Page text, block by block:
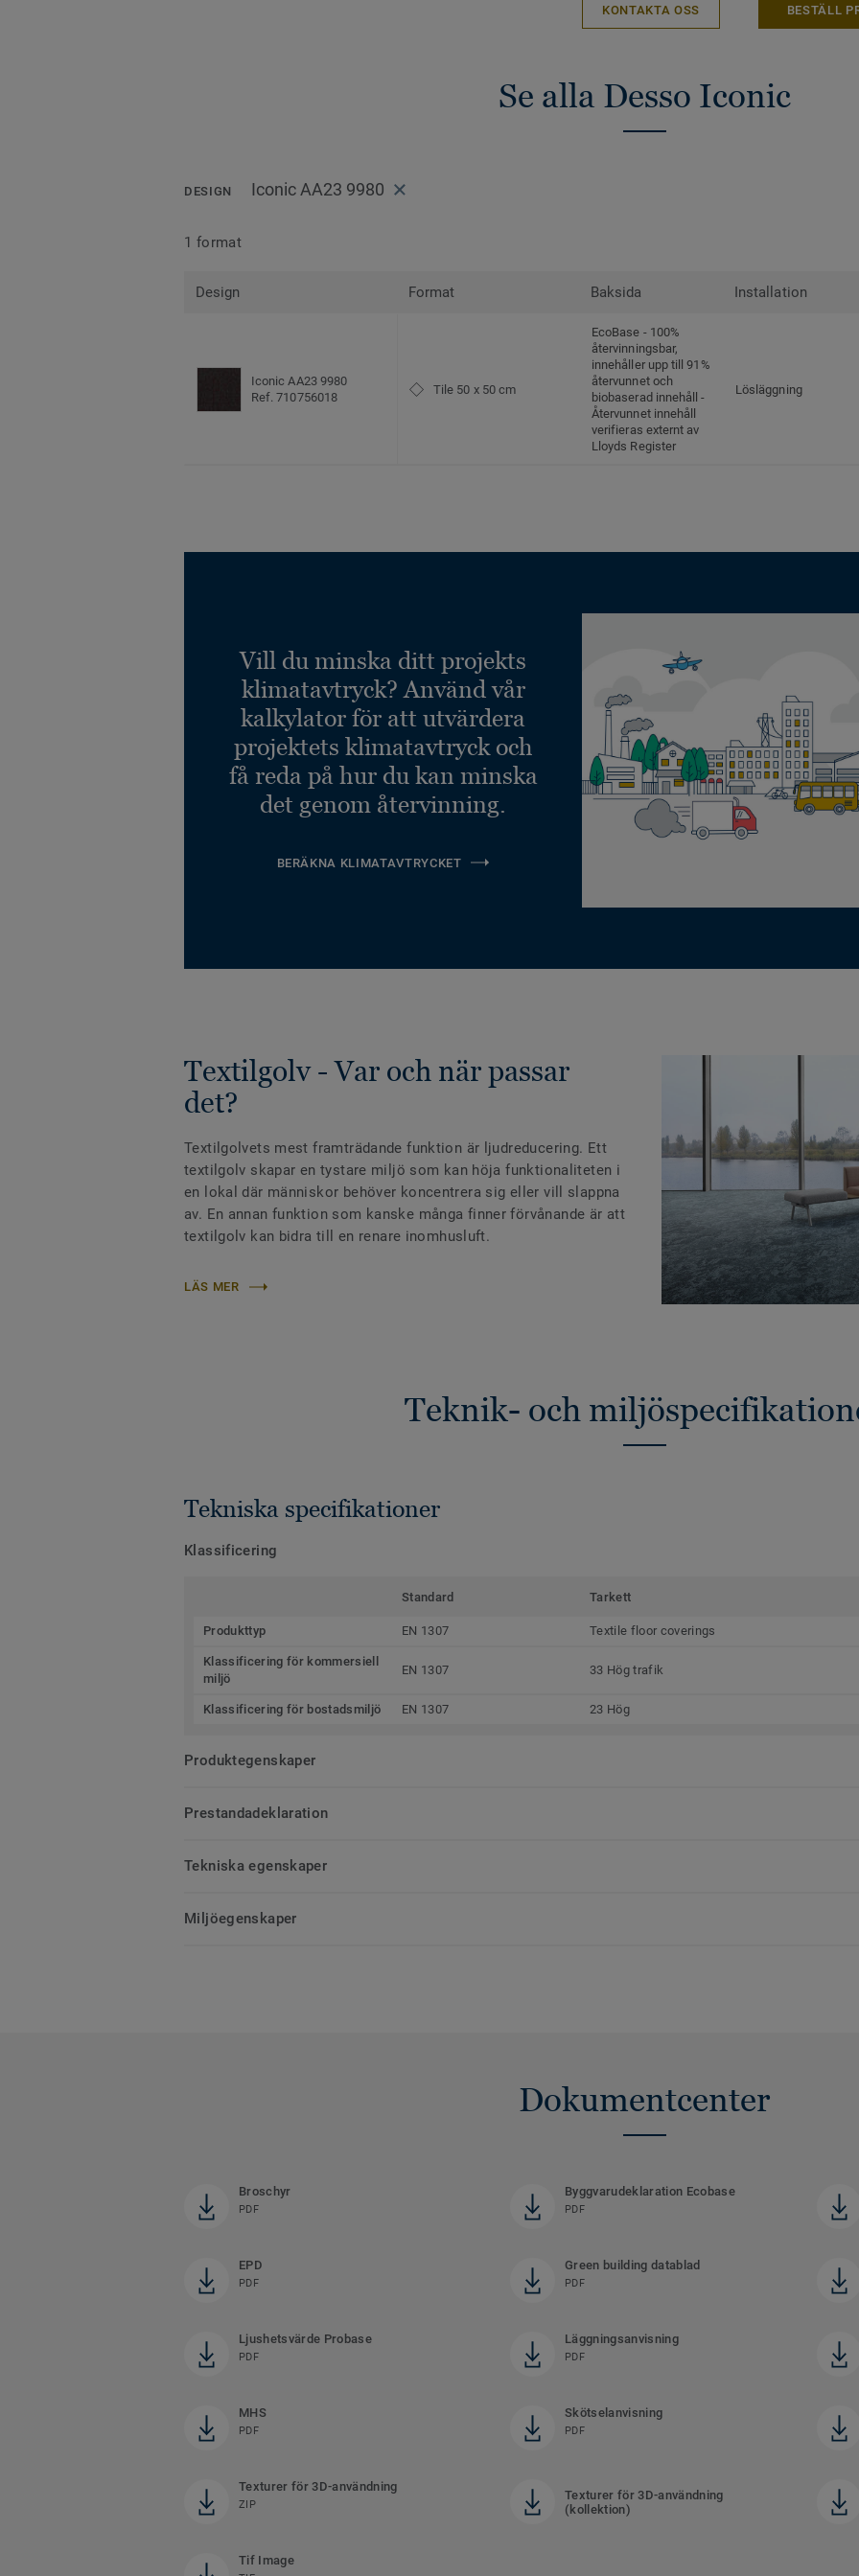
KONTAKTA OSS BESTÄLL
Se alla Desso Iconic
DESIGN Iconic AA23 9980
1 format
Design Format Baksida Installation
Iconic AA23 9980
Ref. 710756018
Tile 50 x 50 cm
EcoBase - 100%
återvinningsbar,
innehåller upp till 91%
återvunnet och
biobaserad innehåll -
Återvunnet innehåll
verifieras externt av
Lloyds Register
Lösläggning
Vill du minska ditt projekts
klimatavtryck? Använd vår
kalkylator för att utvärdera
projektets klimatavtryck och
få reda på hur du kan minska
det genom återvinning.
BERÄKNA KLIMATAVTRYCKET
Textilgolv - Var och när passar
det?
Textilgolvets mest framträdande funktion är ljudreducering. Ett
textilgolv skapar en tystare miljö som kan höja funktionaliteten i
en lokal där människor behöver koncentrera sig eller vill slappna
av. En annan funktion som kanske många finner förvånande är att
textilgolv kan bidra till en renare inomhusluft.
LÄS MER
Teknik- och
Tekniska specifikationer
Klassificering
Standard Tarkett
Produkttyp EN 1307 Textile floor coverings
Klassificering för kommersiell
miljö
EN 1307 33 Hög trafik
Klassificering för bostadsmiljö EN 1307 23 Hög
Produktegenskaper
Prestandadeklaration
Tekniska egenskaper
Miljöegenskaper
Dokumentcenter
Broschyr
PDF
Byggvarudeklaration Ecobase
PDF
EPD
PDF
Green building datablad
PDF
Ljushetsvärde Probase
PDF
Läggningsanvisning
PDF
MHS
PDF
Skötselanvisning
PDF
Texturer för 3D-användning
ZIP
Texturer för 3D-användning
(kollektion)
Tif Image